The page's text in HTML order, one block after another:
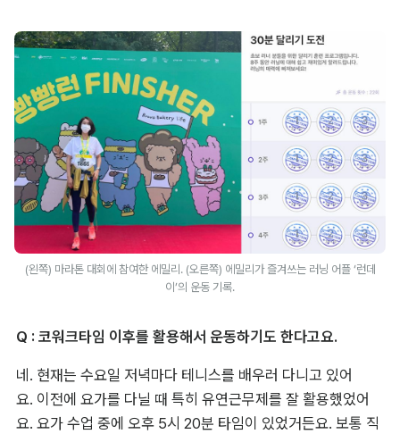
(왼쪽) 마라톤 대회에 참여한 에밀리. (오른쪽) 에밀리가 즐겨쓰는 러닝 어플 ‘런데
이’의 운동 기록.
Q : 코워크타임 이후를 활용해서 운동하기도 한다고요.
네. 현재는 수요일 저녁마다 테니스를 배우러 다니고 있어
요. 이전에 요가를 다닐 때 특히 유연근무제를 잘 활용했었어
요. 요가 수업 중에 오후 5시 20분 타임이 있었거든요. 보통 직